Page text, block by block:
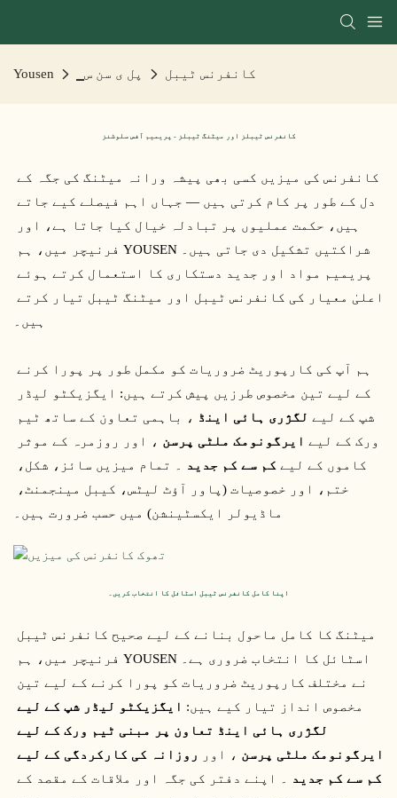
Yousen ▁پل ی سن س کانفرنس ٹیبل
کانفرنس ٹیبلز اور میٹنگ ٹیبلز - پریمیم آفس سلوشنز
ہیں۔
شپ کے لیے لگژری ہائی اینڈ
ورک کے لیے ایرگونومک ملٹی پرسن
کاموں کے لیے کم سے کم جدید
ماڈیولر ایکسٹینشن) میں حسب ضرورت ہیں۔
اپنا کامل کانفرنس ٹیبل اسٹائل کا انتخاب کریں۔
مخصوص انداز تیار کیے ہیں:
لگژری ہائی اینڈ
ایرگونومک ملٹی پرسن ، اور
کم سے کم جدید